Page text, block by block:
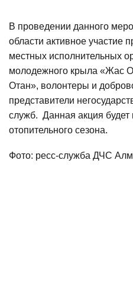
В проведении данного
области активное участие
местных исполнительных
молодежного крыла «Жас
Отан», волонтеры и
представители
служб. Данная акция
отопительного сезона.
Фото: ресс-служба ДЧС